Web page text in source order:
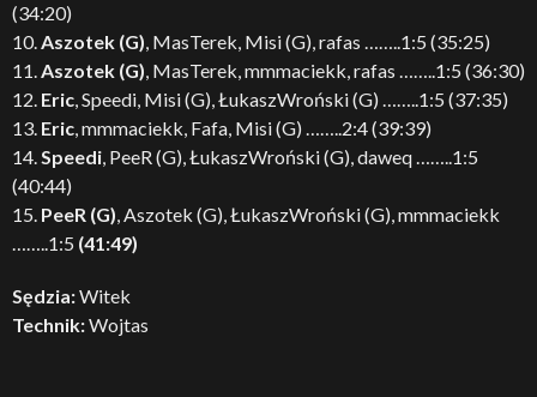
(34:20)
10.Aszotek (G), MasTerek, Misi (G), rafas ……..1:5 (35:25)
11.Aszotek (G), MasTerek, mmmaciekk, rafas ……..1:5 (36:30)
12. Eric, Speedi, Misi (G), ŁukaszWroński (G) ……..1:5 (37:35)
13. Eric, mmmaciekk, Fafa, Misi (G) ……..2:4 (39:39)
14.Speedi, PeeR (G), ŁukaszWroński (G), daweq ……..1:5
(40:44)
15. PeeR (G), Aszotek (G), ŁukaszWroński (G), mmmaciekk
……..1:5 (41:49)
Sędzia:Witek
Technik:Wojtas